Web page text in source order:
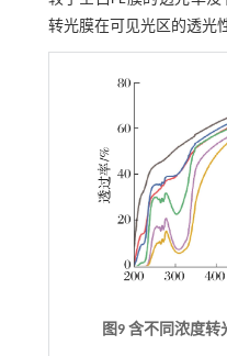
转光膜在可见光区的透光
图9 含不同浓度